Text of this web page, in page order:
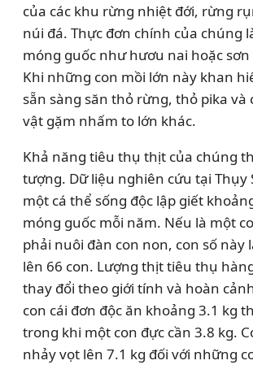
của các khu rừng nhiệt đới, rừng
núi đá. Thực đơn chính của chúng
móng guốc như hươu nai hoặc
Khi những con mồi lớn này khan
sẵn sàng săn thỏ rừng, thỏ pika và
vật gặm nhấm to lớn khác.
Khả năng tiêu thụ thịt của chúng
tượng. Dữ liệu nghiên cứu tại Thụy
một cá thể sống độc lập giết
móng guốc mỗi năm. Nếu là một
phải nuôi đàn con non, con số này
lên 66 con. Lượng thịt tiêu thụ
thay đổi theo giới tính và hoàn
con cái đơn độc ăn khoảng 3.1 kg
trong khi một con đực cần 3.8 kg.
nhảy vọt lên 7.1 kg đối với những